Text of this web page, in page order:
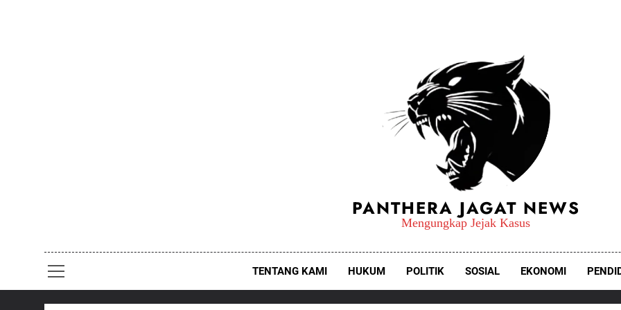
PANTHERA JAGAT NEWS
Mengungkap Jejak Kasus
TENTANG KAMI HUKUM POLITIK SOSIAL EKONOMI